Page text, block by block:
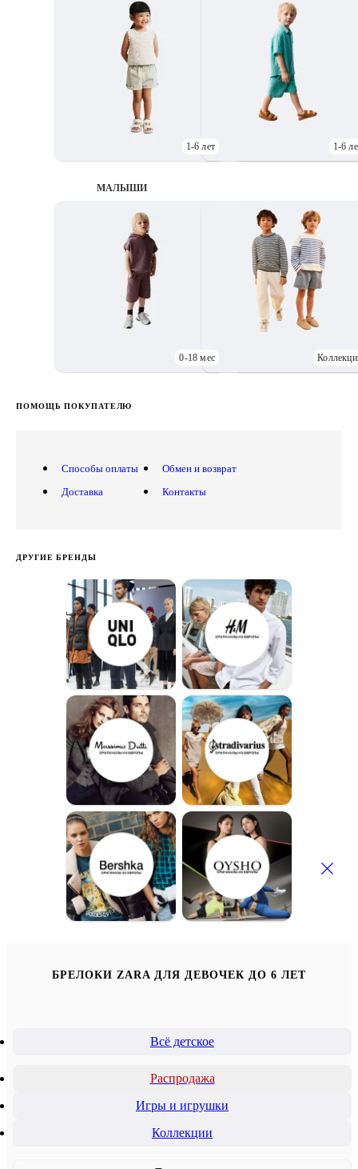
1-6 лет 1-6
МАЛЫШИ
0-18 мес
ПОМОЩЬ ПОКУПАТЕЛЮ
Способы оплаты
Доставка
Обмен и возврат
Контакты
ДРУГИЕ БРЕНДЫ
БРЕЛОКИ ZARA ДЛЯ ДЕВОЧЕК ДО 6 ЛЕТ
Всё детское
Распродажа
Игры и игрушки
Коллекции